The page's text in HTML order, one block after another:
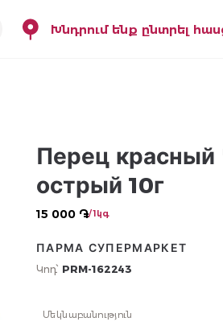
Խնդրում ենք ընտրել
Перец красный
острый 10г
15 000 ֏/ 1կգ
ПАРМА СУПЕРМАРКЕТ
Կոդ՝ PRM-162243
Մեկնաբանություն